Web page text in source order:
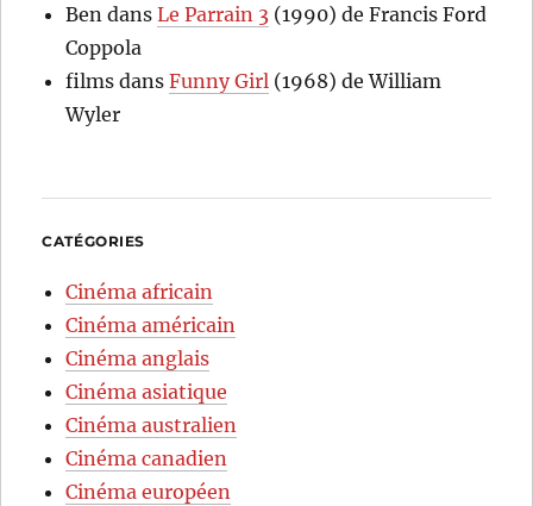
Ben dansLe Parrain 3 (1990) de Francis Ford
Coppola
films dansFunny Girl (1968) de William
Wyler
CATÉGORIES
Cinéma africain
Cinéma américain
Cinéma anglais
Cinéma asiatique
Cinéma australien
Cinéma canadien
Cinéma européen